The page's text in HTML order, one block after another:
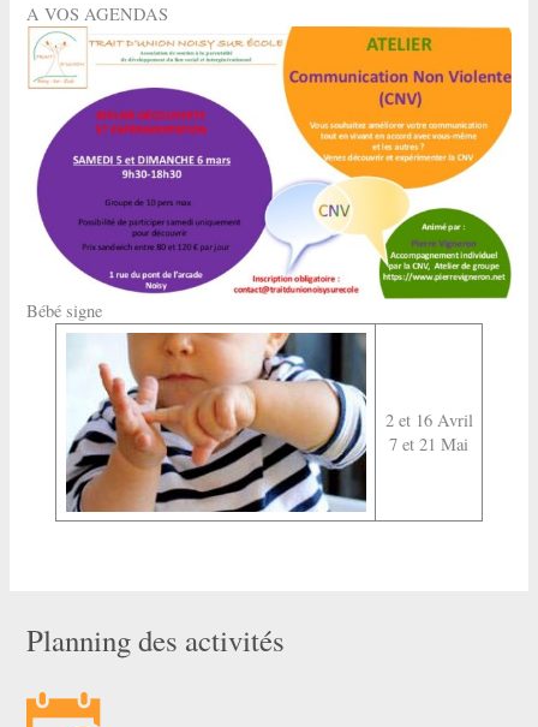
A VOS AGENDAS
Bébé signe
2 et 16 Avril
7 et 21 Mai
Planning des activités